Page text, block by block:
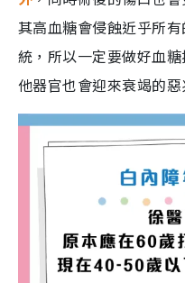
其高血糖會侵蝕近乎所
統，所以一定要做好血
他器官也會迎來衰竭的惡